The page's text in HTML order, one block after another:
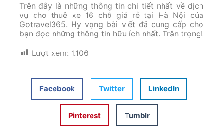
Trên đây là những thông tin chi tiết nhất về dịch
vụ cho thuê xe 16 chỗ giá rẻ tại Hà Nội của
Gotravel365. Hy vọng bài viết đã cung cấp cho
bạn đọc những thông tin hữu ích nhất. Trân trọng!
Lượt xem: 1.106
Facebook Twitter LinkedIn
Pinterest Tumblr